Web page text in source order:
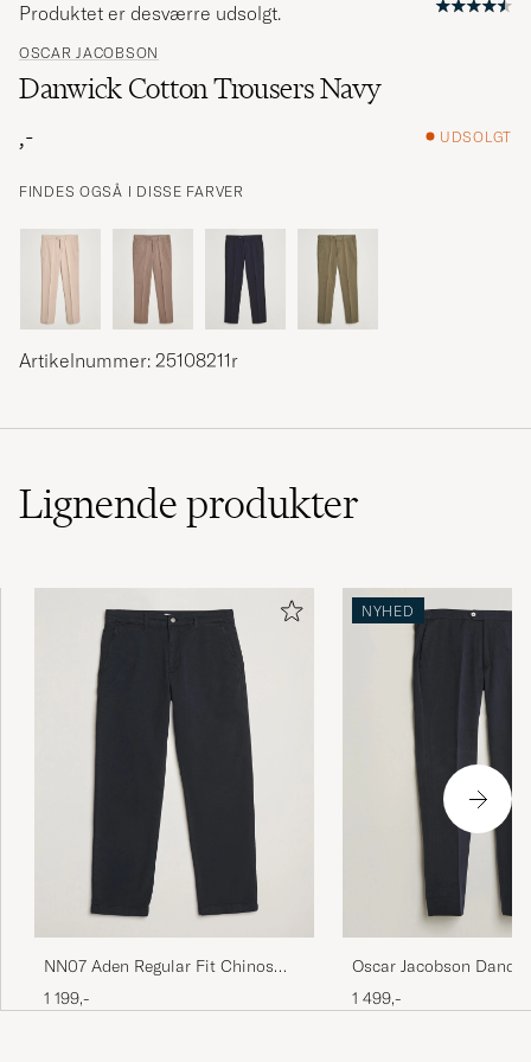
OSCAR JACOBSON
Danwick Cotton Trousers Navy
,-
UDSOLGT
FINDES OGSÅ I DISSE FARVER
Produktet er desværre udsolgt.
Artikelnummer: 25108211r
Lignendeprodukter
NN07 Aden Regular Fit Chinos
Navy Blue
1 199,-
NYHED
Oscar Jacobson Dandy
Cotton Trousers Blue
1 499,-